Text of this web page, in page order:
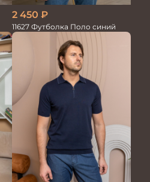
2 450 ₽
11627 Футболка Поло синий